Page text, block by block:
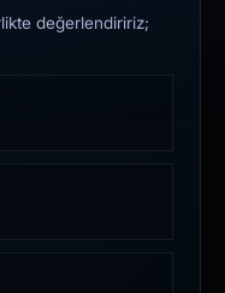
değerlendiririz;